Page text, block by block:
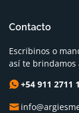
Contacto
Escribinos o
así te brindamos
+54 911 2711